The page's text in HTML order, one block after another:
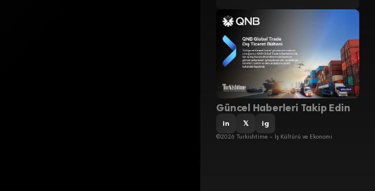
Güncel Haberleri Takip Edin
in 𝕏 ig
©2026 Turkishtime – İş Kültürü ve Ekonomi